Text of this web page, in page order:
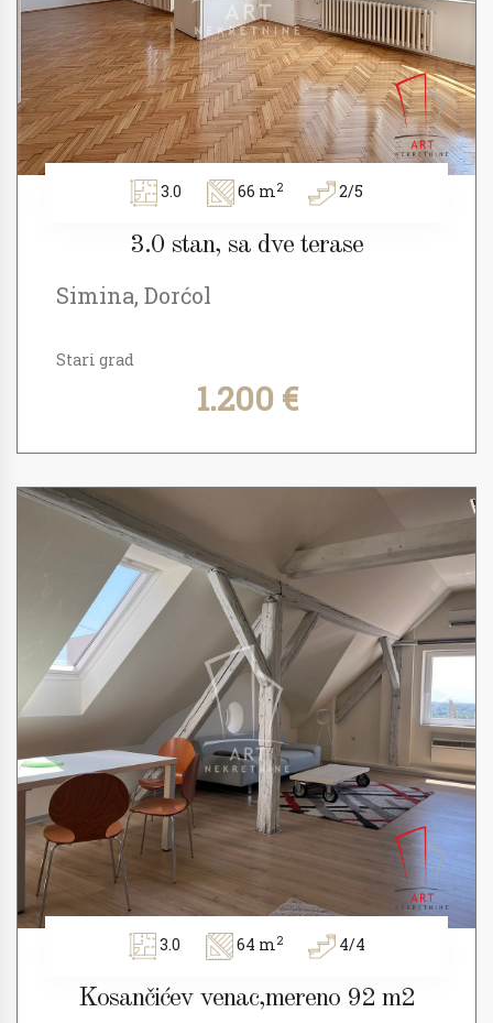
3.0 66 m2 2/5
3.0 stan, sa dve terase
Simina, Dorćol
Stari grad
1.200 €
3.0 64 m2 4/4
Kosančićev venac,mereno 92 m2